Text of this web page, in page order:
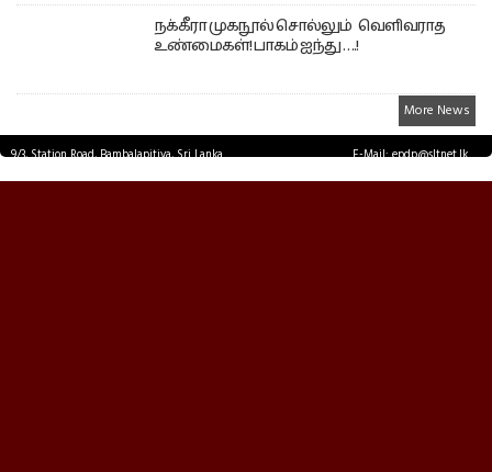
நக்கீரா முகநூல் சொல்லும் வெளிவராத
உண்மைகள்! பாகம் ஐந்து ….!
More News
9/3, Station Road, Bambalapitiya, Sri Lanka.
E-Mail: epdp@sltnet.lk